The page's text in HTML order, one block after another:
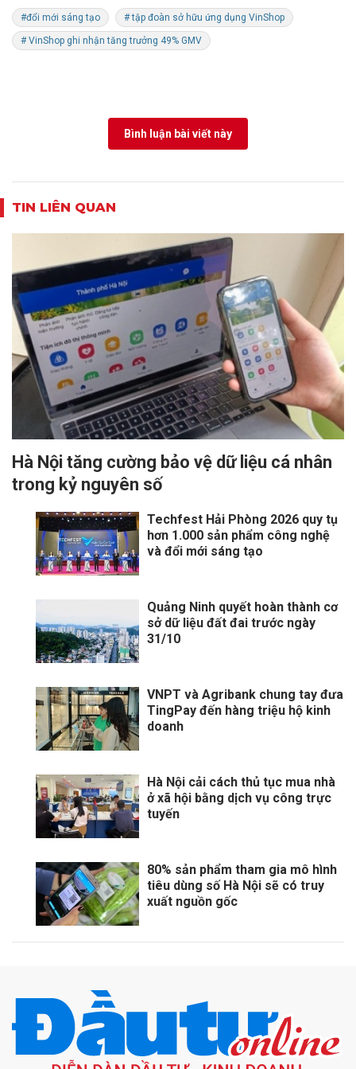
#đổi mới sáng tạo # tập đoàn sở hữu ứng dụng VinShop
# VinShop ghi nhận tăng trưởng 49% GMV
Bình luận bài viết này
TIN LIÊN QUAN
Hà Nội tăng cường bảo vệ dữ liệu cá nhân
trong kỷ nguyên số
Techfest Hải Phòng 2026 quy tụ
hơn 1.000 sản phẩm công nghệ
và đổi mới sáng tạo
Quảng Ninh quyết hoàn thành cơ
sở dữ liệu đất đai trước ngày
31/10
VNPT và Agribank chung tay đưa
TingPay đến hàng triệu hộ kinh
doanh
Hà Nội cải cách thủ tục mua nhà
ở xã hội bằng dịch vụ công trực
tuyến
80% sản phẩm tham gia mô hình
tiêu dùng số Hà Nội sẽ có truy
xuất nguồn gốc